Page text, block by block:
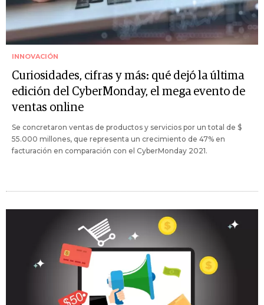
INNOVACIÓN
Curiosidades, cifras y más: qué dejó la última
edición del CyberMonday, el mega evento de
ventas online
Se concretaron ventas de productos y servicios por un total de $
55.000 millones, que representa un crecimiento de 47% en
facturación en comparación con el CyberMonday 2021.